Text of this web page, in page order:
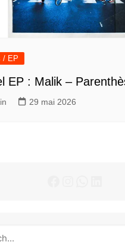
/ EP
EP : Malik –
29 mai 2026